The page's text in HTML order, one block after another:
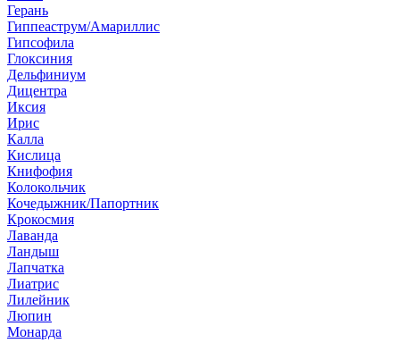
Герань
Гиппеаструм/Амариллис
Гипсофила
Глоксиния
Дельфиниум
Дицентра
Иксия
Ирис
Калла
Кислица
Книфофия
Колокольчик
Кочедыжник/Папортник
Крокосмия
Лаванда
Ландыш
Лапчатка
Лиатрис
Лилейник
Люпин
Монарда